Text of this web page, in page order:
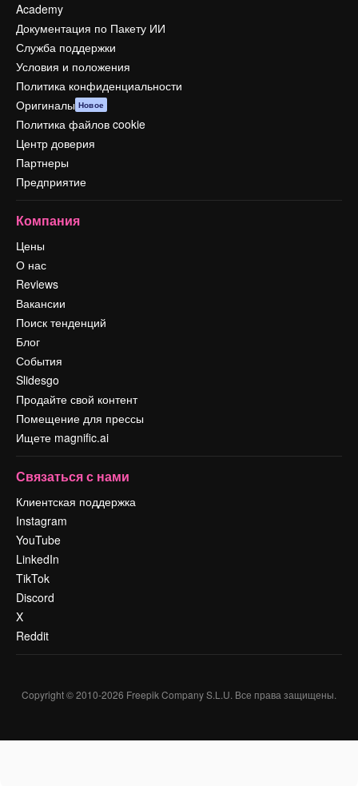
Academy
Документация по Пакету ИИ
Служба поддержки
Условия и положения
Политика конфиденциальности
Оригиналы Новое
Политика файлов cookie
Центр доверия
Партнеры
Предприятие
Компания
Цены
О нас
Reviews
Вакансии
Поиск тенденций
Блог
События
Slidesgo
Продайте свой контент
Помещение для прессы
Ищете magnific.ai
Связаться с нами
Клиентская поддержка
Instagram
YouTube
LinkedIn
TikTok
Discord
X
Reddit
Copyright © 2010-2026 Freepik Company S.L.U. Все права защищены.